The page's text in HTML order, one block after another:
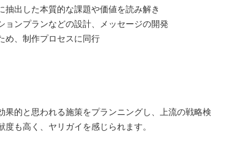
抽出した本質的な課題や価値を読み解き
ョンプランなどの設計、メッセージの開発
め、制作プロセスに同行
果的と思われる施策をプランニングし、上流の戦略検
も高く、ヤリガイを感じられます。